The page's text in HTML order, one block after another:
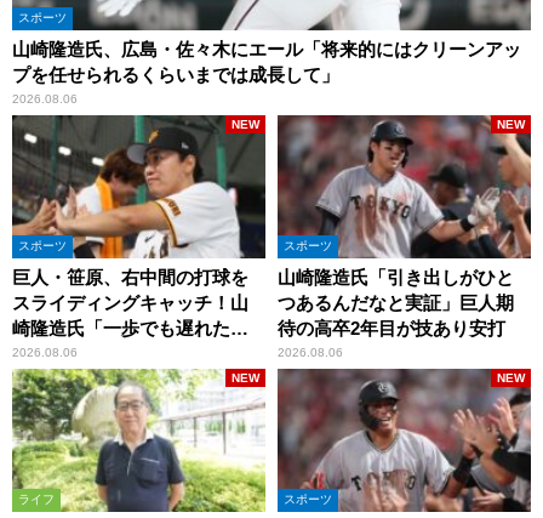
スポーツ
山崎隆造氏、広島・佐々木にエール「将来的にはクリーンアッ
プを任せられるくらいまでは成長して」
2026.08.06
スポーツ
巨人・笹原、右中間の打球を
スライディングキャッチ！山
崎隆造氏「一歩でも遅れた
ら…」
2026.08.06
NEW
スポーツ
山崎隆造氏「引き出しがひと
つあるんだなと実証」巨人期
待の高卒2年目が技あり安打
2026.08.06
NEW
ライフ
NEW
スポーツ
NEW